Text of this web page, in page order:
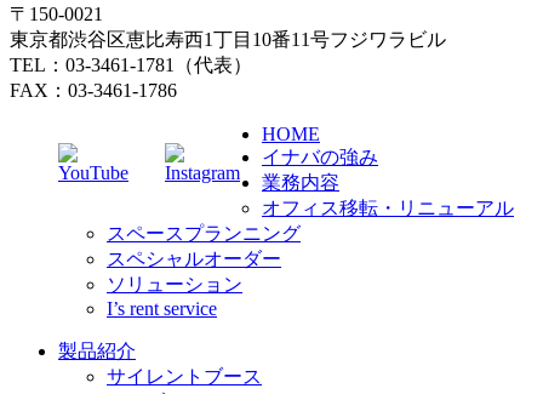
〒150-0021
東京都渋谷区恵比寿西1丁目10番11号フジワラビル
TEL：03-3461-1781（代表）
FAX：03-3461-1786
HOME
イナバの強み
業務内容
オフィス移転・リニューアル
スペースプランニング
スペシャルオーダー
ソリューション
I’s rent service
製品紹介
サイレントブース